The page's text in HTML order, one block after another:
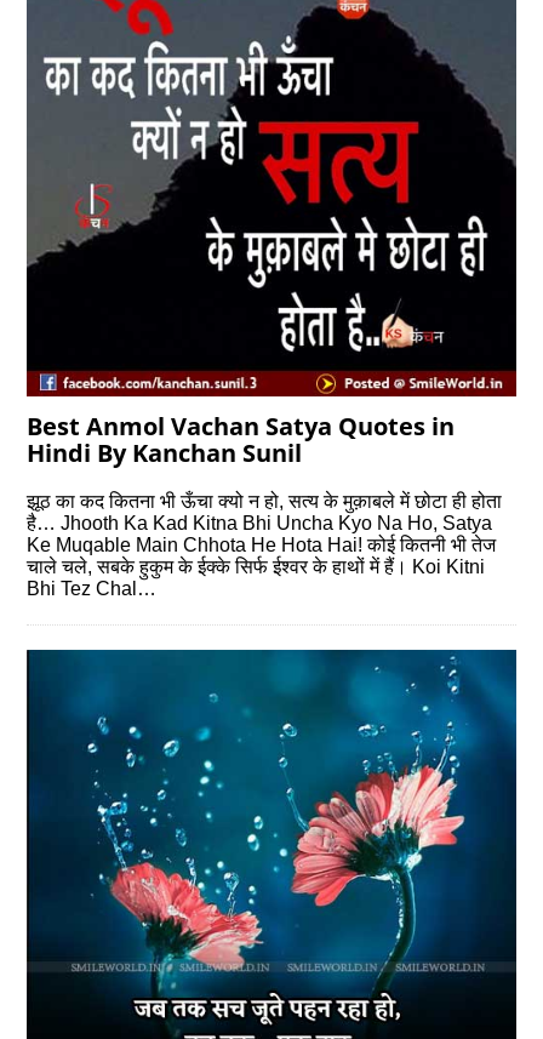
Best Anmol Vachan Satya Quotes in
Hindi By Kanchan Sunil
झूठ का कद कितना भी ऊँचा क्‍यो न हो, सत्‍य के मुक़ाबले में छोटा ही होता
है… Jhooth Ka Kad Kitna Bhi Uncha Kyo Na Ho, Satya
Ke Muqable Main Chhota He Hota Hai! कोई कितनी भी तेज
चाले चले, सबके हुकुम के ईक्‍के सिर्फ ईश्‍वर के हाथों में हैं। Koi Kitni
Bhi Tez Chal…